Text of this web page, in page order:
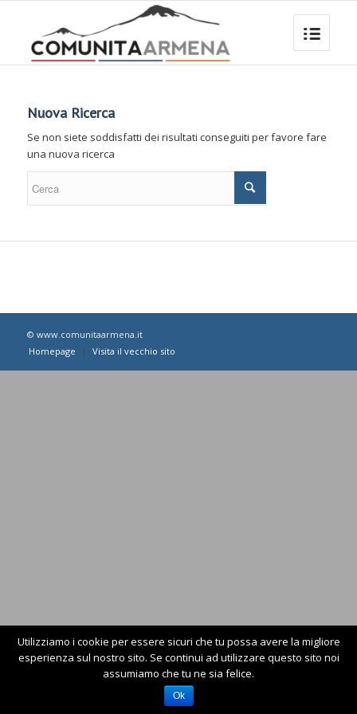
Nuova Ricerca
Se non siete soddisfatti dei risultati conseguiti per favore fare
una nuova ricerca
© www.comunitaarmena.it
Homepage
Visita il vecchio sito
Utilizziamo i cookie per essere sicuri che tu possa avere la migliore
esperienza sul nostro sito. Se continui ad utilizzare questo sito noi
assumiamo che tu ne sia felice.
Ok